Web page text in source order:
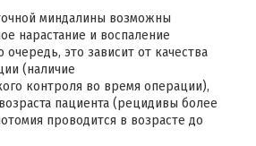
миндалины возможны
нарастание и воспаление
это зависит от качества
(наличие
контроля во время операции),
пациента (рецидивы более
проводится в возрасте до